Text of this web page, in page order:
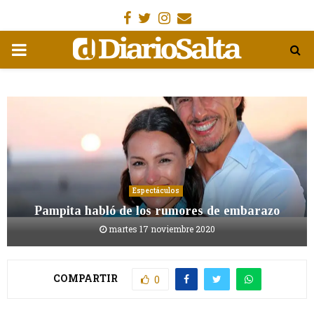
Facebook
Gorjeo
Instagram
Email
MENÚ
Espectáculos
Pampita habló de los rumores de embarazo
martes 17 noviembre 2020
COMPARTIR 0